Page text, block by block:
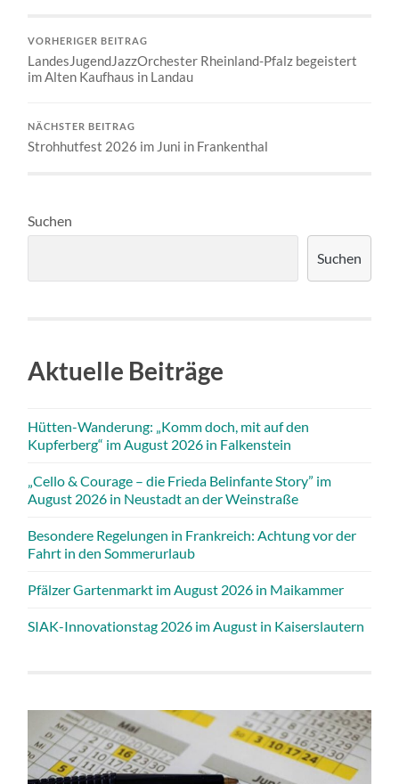
VORHERIGER BEITRAG
LandesJugendJazzOrchester Rheinland-Pfalz begeistert
im Alten Kaufhaus in Landau
NÄCHSTER BEITRAG
Strohhutfest 2026 im Juni in Frankenthal
Suchen
Suchen
Aktuelle Beiträge
Hütten-Wanderung: „Komm doch, mit auf den
Kupferberg“ im August 2026 in Falkenstein
„Cello & Courage – die Frieda Belinfante Story” im
August 2026 in Neustadt an der Weinstraße
Besondere Regelungen in Frankreich: Achtung vor der
Fahrt in den Sommerurlaub
Pfälzer Gartenmarkt im August 2026 in Maikammer
SIAK-Innovationstag 2026 im August in Kaiserslautern